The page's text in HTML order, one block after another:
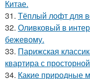
Китае.
31. Тёплый лофт для
32. Оливковый в
бежевому.
33. Парижская
квартира с
34. Какие природные